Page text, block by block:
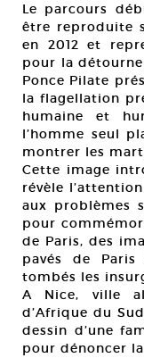
Le parcours
être reproduite
en 2012 et
pour la
Ponce Pilate
la flagellation
humaine et
l’homme seul
montrer les
Cette image
révèle
aux problèmes
pour
de Paris, des
pavés de
tombés les
A Nice, ville
d’Afrique du
dessin d’une
pour dénoncer